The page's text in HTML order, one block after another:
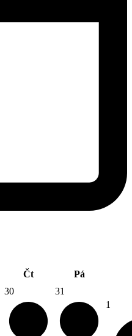
Čt
Pá
30 31
1